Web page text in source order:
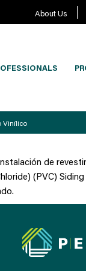
About Us
Vinílico
de
(PVC)